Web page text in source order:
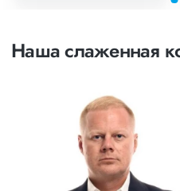
Наша слаженная